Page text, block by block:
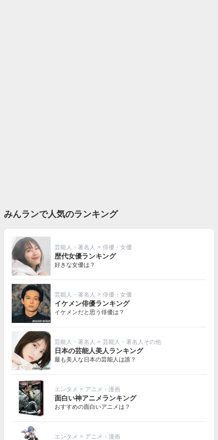
みんランで人気のランキング
芸能人・著名人 > 俳優・女優
歴代女優ランキング
好きな女優は？
芸能人・著名人 > 俳優・女優
イケメン俳優ランキング
イケメンだと思う俳優は？
芸能人・著名人 > 芸能人・著名人その他
日本の芸能人美人ランキング
最も美人な日本の芸能人は誰？
エンタメ > アニメ・漫画
面白い神アニメランキング
おすすめの面白いアニメは？
エンタメ > アニメ・漫画